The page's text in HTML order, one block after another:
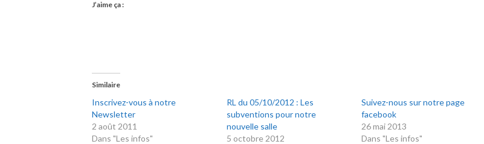
J’aime ça :
Similaire
Inscrivez-vous à notre
Newsletter
2 août 2011
Dans "Les infos"
RL du 05/10/2012 : Les
subventions pour notre
nouvelle salle
5 octobre 2012
Suivez-nous sur notre page
facebook
26 mai 2013
Dans "Les infos"